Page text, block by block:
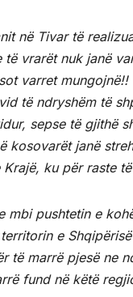
në Tivar të
vrarët nuk janë
varret mungojnë!!
të ndryshëm të
sepse të gjithë
janë
ku për raste
pushtetin e
e
të marrë pjesë ne
fund në këtë